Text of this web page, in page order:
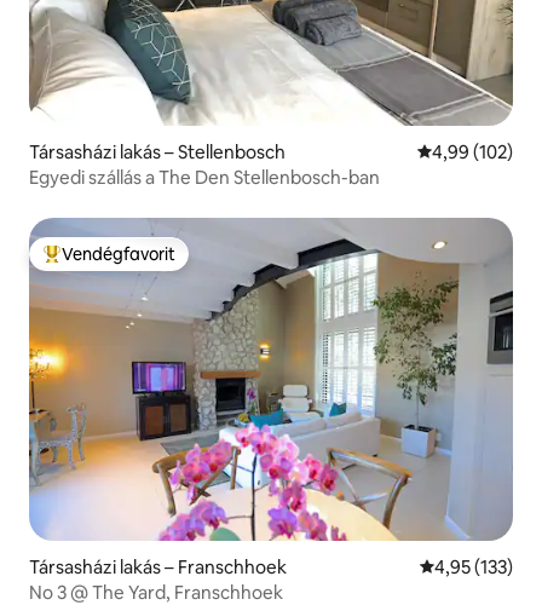
Társasházi lakás – Stellenbosch Átlagos
4,99 (102)
Egyedi szállás a The Den Stellenbosch-ban
Kiemelt vendégfavorit
Vendégfavorit
Társasházi lakás – Franschhoek Átlagos
4,95 (133)
No 3 @ The Yard, Franschhoek